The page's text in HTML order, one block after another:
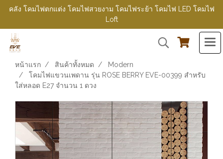
คลัง โคมไฟตกแต่ง โคมไฟสวยงาม โคมไฟระย้า โคมไฟ LED โคมไฟ
Loft
หน้าแรก สินค้าทั้งหมด
Modern
โคมไฟแขวนเพดาน รุ่น ROSE BERRY EVE-00399 สำหรับ
ใส่หลอด E27 จำนวน 1 ดวง